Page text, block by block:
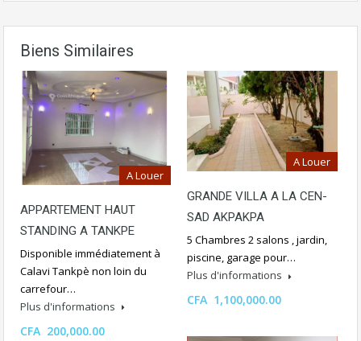
Biens Similaires
A Louer
APPARTEMENT HAUT
STANDING A TANKPE
Disponible immédiatement à
Calavi Tankpè non loin du
carrefour…
Plus d'informations
CFA 200,000.00
A Louer
GRANDE VILLA A LA CEN-
SAD AKPAKPA
5 Chambres 2 salons , jardin,
piscine, garage pour…
Plus d'informations
CFA 1,100,000.00